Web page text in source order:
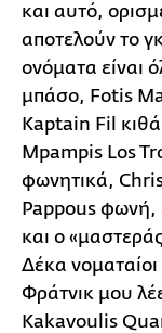
και αυτό,
αποτελούν το
ονόματα είναι
μπάσο, Fotis
Kaptain Fil
Mpampis Los
φωνητικά,
Pappous φωνή,
και ο
Δέκα
Φράτνικ μου
Kakavoulis